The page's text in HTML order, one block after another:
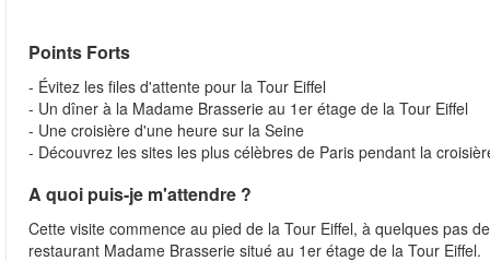
Points Forts
- Évitez les files d'attente pour la Tour Eiffel
- Un dîner à la Madame Brasserie au 1er étage de la Tour Eiffel
- Une croisière d'une heure sur la Seine
- Découvrez les sites les plus célèbres de Paris pendant la
A quoi puis-je m'attendre ?
Cette visite commence au pied de la Tour Eiffel, à quelques pas
restaurant Madame Brasserie situé au 1er étage de la Tour Eiffel.